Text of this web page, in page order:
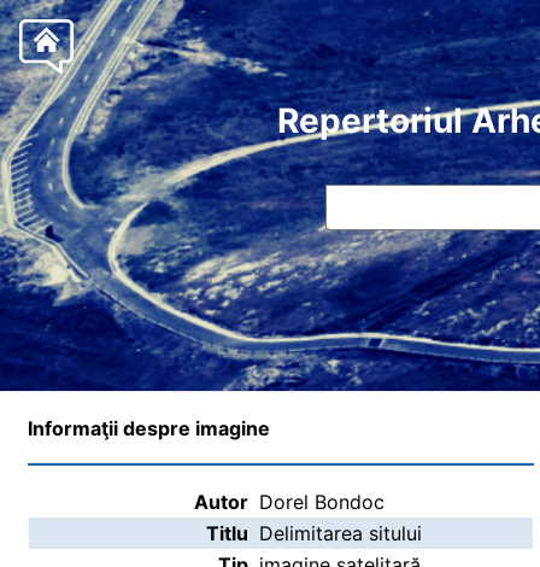
Repertoriul
Informaţii despre imagine
Autor Dorel Bondoc
Titlu Delimitarea sitului